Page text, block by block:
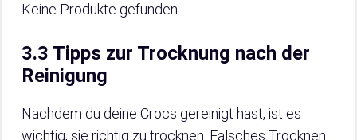
Keine Produkte gefunden.
3.3 Tipps zur Trocknung nach der
Reinigung
Nachdem du deine Crocs gereinigt hast, ist es
wichtig, sie richtig zu trocknen. Falsches Trocknen